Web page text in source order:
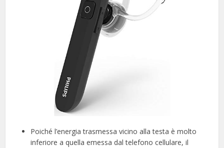
Poiché l’energia trasmessa vicino alla testa è molto
inferiore a quella emessa dal telefono cellulare, il